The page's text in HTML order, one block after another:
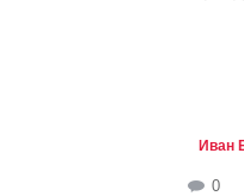
Иван
0